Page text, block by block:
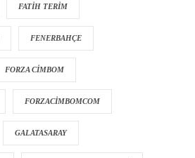
FATIH TERIM
FENERBAHÇE
FORZA CIMBOM
FORZACIMBOMCOM
GALATASARAY